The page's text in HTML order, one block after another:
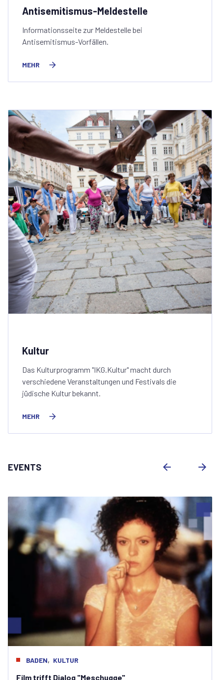
Antisemitismus-Meldestelle
Informationsseite zur Meldestelle bei
Antisemitismus-Vorfällen.
MEHR
Kultur
Das Kulturprogramm "IKG.Kultur" macht durch
verschiedene Veranstaltungen und Festivals die
jüdische Kultur bekannt.
MEHR
EVENTS
KULTUR
Jüdisches Neujahrskonzert 2026